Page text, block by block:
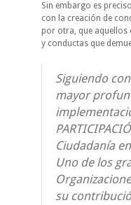
Sin embargo es
con la creación de
por otra, que aquellos
y conductas que
Siguiendo
mayor
Ciudadanía
Uno de los
su